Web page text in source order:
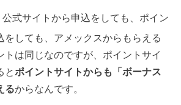
公式サイトから申込をしても、ポイン
をしても、アメックスからもらえる
トは同じなのですが、ポイントサイ
とポイントサイトからも「ボーナス
るからなんです。